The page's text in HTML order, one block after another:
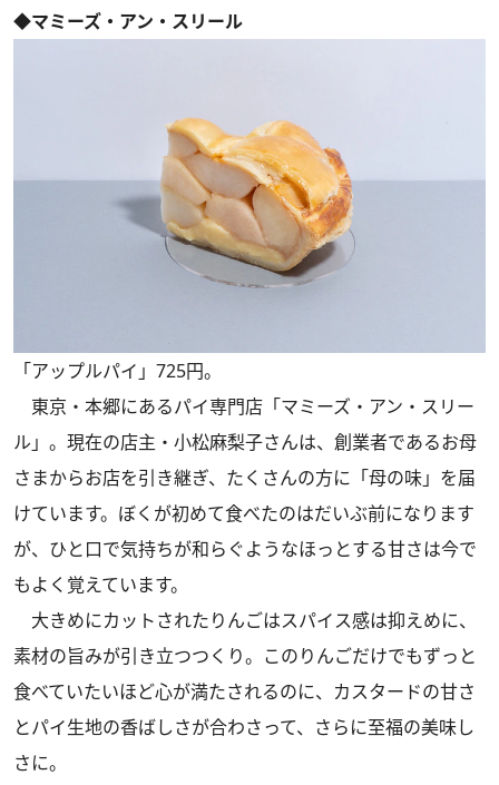
◆マミーズ・アン・スリール
「アップルパイ」725円。
東京・本郷にあるパイ専門店「マミーズ・アン・スリー
ル」。現在の店主・小松麻梨子さんは、創業者であるお母
さまからお店を引き継ぎ、たくさんの方に「母の味」を届
けています。ぼくが初めて食べたのはだいぶ前になります
が、ひと口で気持ちが和らぐようなほっとする甘さは今で
もよく覚えています。
大きめにカットされたりんごはスパイス感は抑えめに、
素材の旨みが引き立つつくり。このりんごだけでもずっと
食べていたいほど心が満たされるのに、カスタードの甘さ
とパイ生地の香ばしさが合わさって、さらに至福の美味し
さに。